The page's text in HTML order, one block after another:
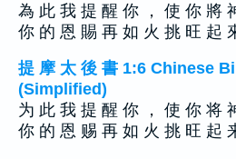
為 此 我 提 醒 你 ， 使 你 將
你 的 恩 賜 再 如 火 挑 旺 起
提 摩 太 後 書 1:6 Chinese
(Simplified)
为 此 我 提 醒 你 ， 使 你 将
你 的 恩 赐 再 如 火 挑 旺 起